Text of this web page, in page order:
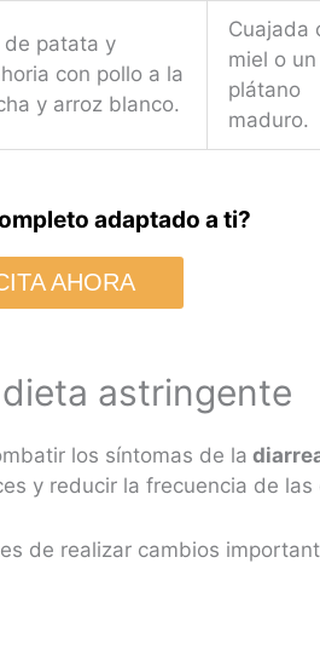
de patata y
con pollo a la
y arroz blanco.
Cuajada
miel o un
plátano
maduro.
adaptado a ti?
AHORA
astringente
los síntomas de la
y reducir la frecuencia de
de realizar cambios